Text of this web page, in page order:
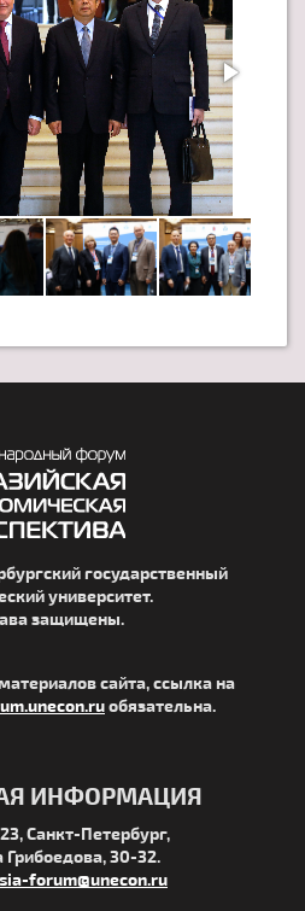
государственный
университет.
защищены.
сайта, ссылка на
обязательна.
ИНФОРМАЦИЯ
Санкт-Петербург,
Грибоедова, 30-32.
forum@unecon.ru